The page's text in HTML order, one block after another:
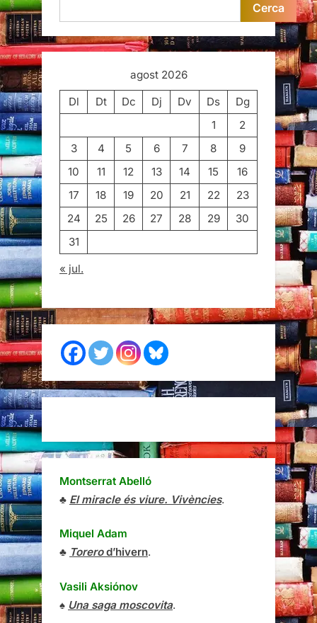
Cerca
agost 2026
Dl
Dt Dc Dj Dv Ds
Dg
1
2
3
4 5 6 7 8
9
10
11 12 13 14 15
16
17
18 19 20 21 22
23
24
25 26 27 28 29
30
31
« jul.
Montserrat Abelló
♣ El miracle és viure. Vivències.
Miquel Adam
♣ Torerod’hivern.
Vasili Aksiónov
♠ Una saga moscovita.